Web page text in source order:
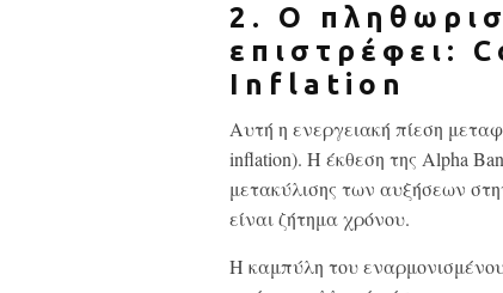
2. Ο
επιστρέφει:
Inflation
Αυτή η ενεργειακή πίεση
inflation). Η έκθεση της Alpha
μετακύλισης των αυξήσεων
είναι ζήτημα χρόνου.
Η καμπύλη του